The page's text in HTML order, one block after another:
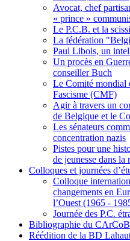
Avocat, chef
« prince »
Le P.C.B. et la
La fédération
Paul Libois, un
Un procès en
conseiller Buch
Le Comité mondial
Fascisme (CMF)
Agir à travers un
de Belgique et le
Les sénateurs
concentration nazis
Pistes pour une
de jeunesse dans la
Colloques et journées
Colloque
changements en
l’Ouest (1965 -
Journée des P.C.
Bibliographie du CArCoB
Réédition de la BD